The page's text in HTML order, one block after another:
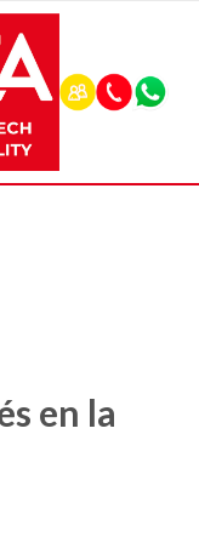
en la